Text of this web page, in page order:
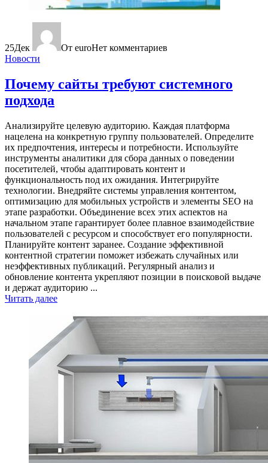
25Дек От euroНет комментариев
Новости
Почему сайты требуют системного
подхода
Анализируйте целевую аудиторию. Каждая платформа
нацелена на конкретную группу пользователей. Определите
их предпочтения, интересы и потребности. Используйте
инструменты аналитики для сбора данных о поведении
посетителей, чтобы адаптировать контент и
функциональность под их ожидания. Интегрируйте
технологии. Внедряйте системы управления контентом,
оптимизацию для мобильных устройств и элементы SEO на
этапе разработки. Объединение всех этих аспектов на
начальном этапе гарантирует более плавное взаимодействие
пользователей с ресурсом и способствует его популярности.
Планируйте контент заранее. Создание эффективной
контентной стратегии поможет избежать случайных или
неэффективных публикаций. Регулярный анализ и
обновление контента укрепляют позиции в поисковой выдаче
и держат аудиторию ...
Читать далее